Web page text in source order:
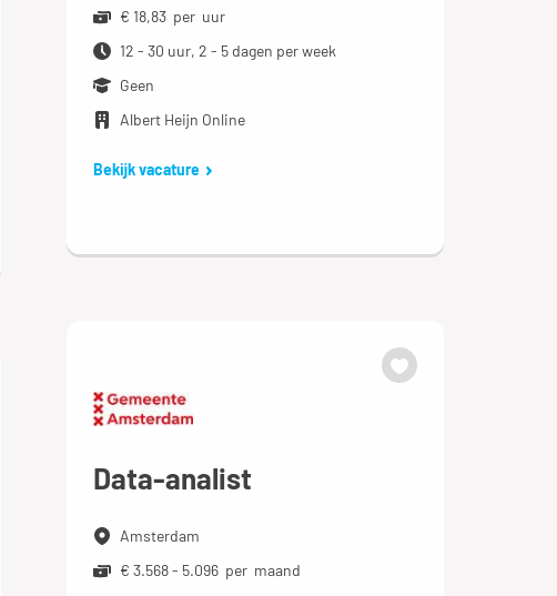
€ 18,83 per uur
12 - 30 uur, 2 - 5 dagen per week
Geen
Albert Heijn Online
Bekijk vacature
Data-analist
Amsterdam
€ 3.568 - 5.096 per maand